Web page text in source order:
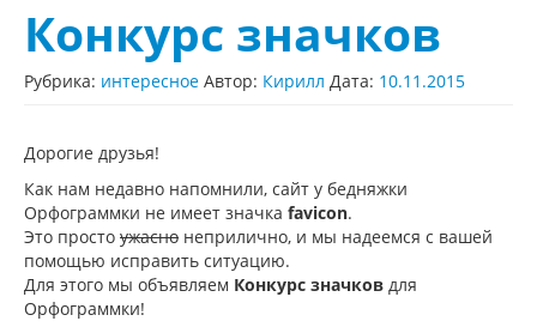
Конкурс значков
Рубрика: интересное Автор: Кирилл Дата: 10.11.2015
Дорогие друзья!
Как нам недавно напомнили, сайт у бедняжки
Орфограммки не имеет значка favicon.
Это просто ужасно неприлично, и мы надеемся с вашей
помощью исправить ситуацию.
Для этого мы объявляем Конкурс значков для
Орфограммки!